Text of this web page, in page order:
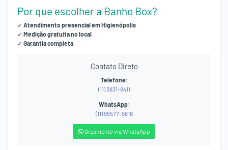
Por que escolher a Banho Box?
✓ Atendimento presencial em Higienópolis
✓ Medição gratuita no local
✓ Garantia completa
Contato Direto
Telefone:
(11) 3831-8411
WhatsApp:
(11) 95577-5816
Orçamento via WhatsApp